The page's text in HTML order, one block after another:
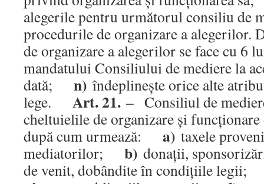
alegerile pentru următorul consiliu de
procedurile de organizare a alegerilor.
de organizare a alegerilor se face cu 6
mandatului Consiliului de mediere la
dată; n) îndeplineşte orice alte
lege. Art. 21. – Consiliul de
cheltuielile de organizare şi
după cum urmează: a) taxele
mediatorilor; b) donaţii,
de venit, dobândite în condiţiile